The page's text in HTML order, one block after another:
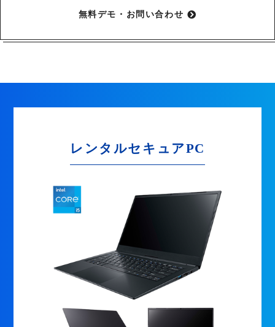
無料デモ・お問い合わせ
レンタルセキュアPC